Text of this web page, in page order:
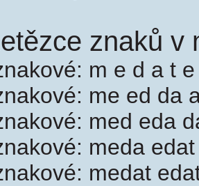
znaků v
m e d a t e
me ed da
med eda
meda
medat